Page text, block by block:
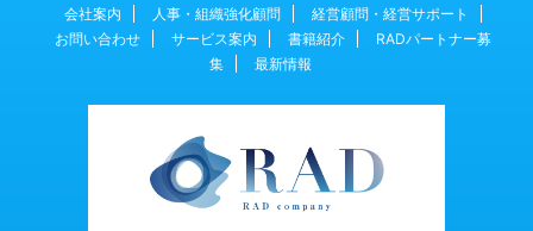
会社案内 人事・組織強化顧問
経営顧問・経営サポート
お問い合わせ
サービス案内 書籍紹介
RADパートナー募
集
最新情報